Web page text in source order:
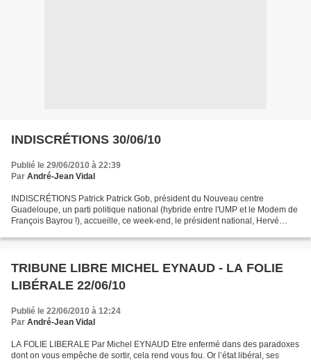
INDISCRÉTIONS 30/06/10
Publié le 29/06/2010 à 22:39
Par André-Jean Vidal
INDISCRÉTIONS Patrick Patrick Gob, président du Nouveau centre
Guadeloupe, un parti politique national (hybride entre l'UMP et le Modem de
François Bayrou !), accueille, ce week-end, le président national, Hervé
TRIBUNE LIBRE MICHEL EYNAUD - LA FOLIE
LIBÉRALE 22/06/10
Publié le 22/06/2010 à 12:24
Par André-Jean Vidal
LA FOLIE LIBERALE Par Michel EYNAUD Etre enfermé dans des paradoxes
dont on vous empêche de sortir, cela rend vous fou. Or l’état libéral, ses